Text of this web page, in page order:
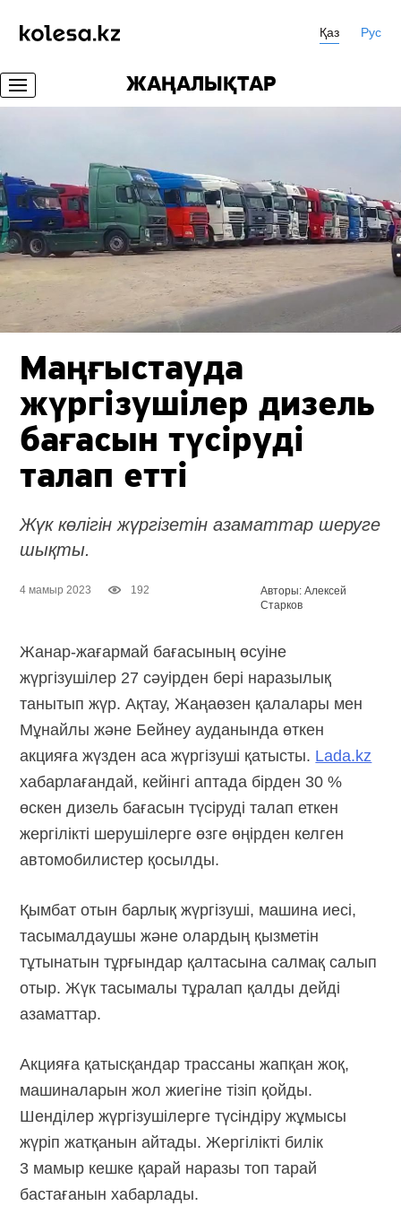
Қаз Рус
ЖАҢАЛЫҚТАР
Маңғыстауда
жүргізушілер дизель
бағасын түсіруді
талап етті
Жүк көлігін жүргізетін азаматтар шеруге
шықты.
4 мамыр 2023 192
Авторы: Алексей
Старков
Жанар-жағармай бағасының өсуіне
жүргізушілер 27 сәуірден бері наразылық
танытып жүр. Ақтау, Жаңаөзен қалалары мен
Мұнайлы және Бейнеу ауданында өткен
акцияға жүзден аса жүргізуші қатысты. Lada.kz
хабарлағандай, кейінгі аптада бірден 30 %
өскен дизель бағасын түсіруді талап еткен
жергілікті шерушілерге өзге өңірден келген
автомобилистер қосылды.
Қымбат отын барлық жүргізуші, машина иесі,
тасымалдаушы және олардың қызметін
тұтынатын тұрғындар қалтасына салмақ салып
отыр. Жүк тасымалы тұралап қалды дейді
азаматтар.
Акцияға қатысқандар трассаны жапқан жоқ,
машиналарын жол жиегіне тізіп қойды.
Шенділер жүргізушілерге түсіндіру жұмысы
жүріп жатқанын айтады. Жергілікті билік
3 мамыр кешке қарай наразы топ тарай
бастағанын хабарлады.